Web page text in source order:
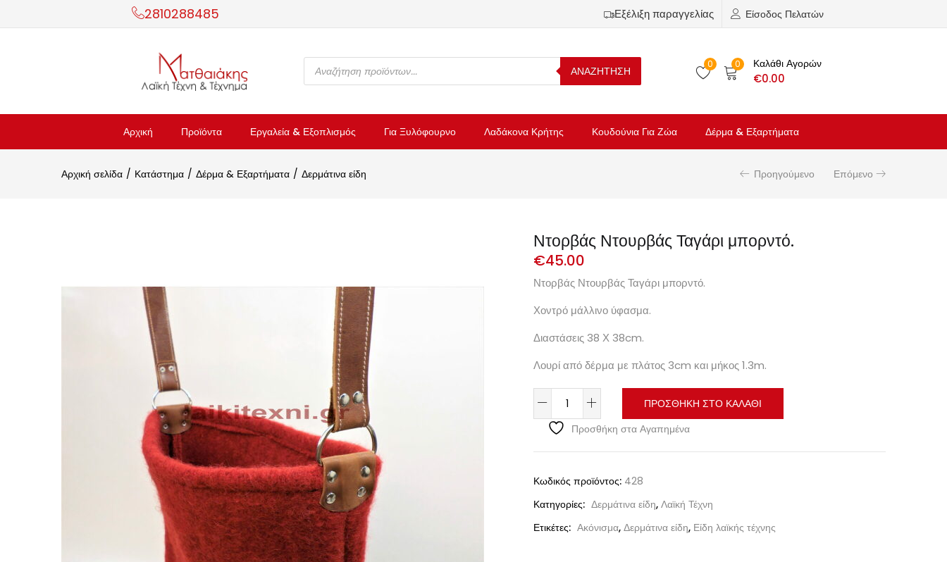
2810288485 Εξέλιξη παραγγελίας Είσοδος Πελατών
ΑΝΑΖΗΤΗΣΗ
0 0 Καλάθι Αγορών
€0.00
Αρχική Προϊόντα Εργαλεία & Εξοπλισμός Για Ξυλόφουρνο Λαδάκονα Κρήτης Κουδούνια Για Ζώα Δέρμα & Εξαρτήματα
Αρχική σελίδα Κατάστημα Δέρμα & Εξαρτήματα Δερμάτινα είδη Προηγούμενο Επόμενο
Ντορβάς Ντουρβάς Ταγάρι μπορντό.
€45.00
Ντορβάς Ντουρβάς Ταγάρι μπορντό.
Χοντρό μάλλινο ύφασμα.
Διαστάσεις 38 Χ 38cm.
Λουρί από δέρμα με πλάτος 3cm και μήκος 1.3m.
ΠΡΟΣΘΉΚΗ ΣΤΟ ΚΑΛΆΘΙ
Προσθήκη στα Αγαπημένα
Κωδικός προϊόντος: 428
Κατηγορίες: Δερμάτινα είδη, Λαϊκή Τέχνη
Ετικέτες: Ακόνισμα, Δερμάτινα είδη, Είδη λαϊκής τέχνης